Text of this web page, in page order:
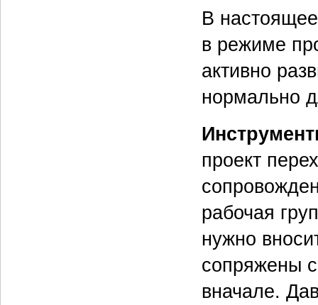
В
в режиме
активно
нормально
проект
рабочая
нужно
сопряжены
вначале.